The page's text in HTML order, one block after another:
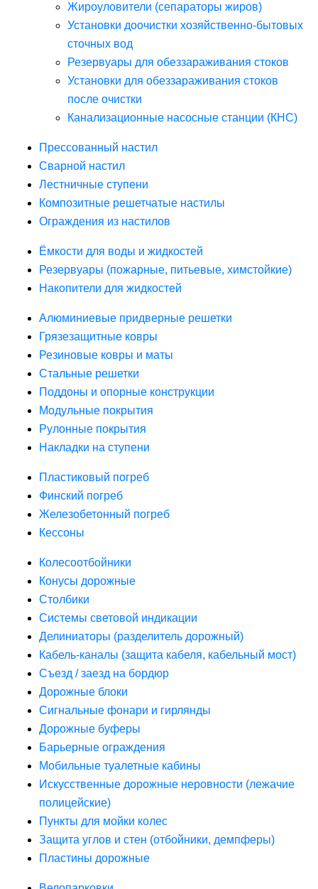
Жироуловители (сепараторы жиров)
Установки доочистки хозяйственно-бытовых
сточных вод
Резервуары для обеззараживания стоков
Установки для обеззараживания стоков
после очистки
Канализационные насосные станции (КНС)
Прессованный настил
Сварной настил
Лестничные ступени
Композитные решетчатые настилы
Ограждения из настилов
Ёмкости для воды и жидкостей
Резервуары (пожарные, питьевые, химстойкие)
Накопители для жидкостей
Алюминиевые придверные решетки
Грязезащитные ковры
Резиновые ковры и маты
Стальные решетки
Поддоны и опорные конструкции
Модульные покрытия
Рулонные покрытия
Накладки на ступени
Пластиковый погреб
Финский погреб
Железобетонный погреб
Кессоны
Колесоотбойники
Конусы дорожные
Столбики
Системы световой индикации
Делиниаторы (разделитель дорожный)
Кабель-каналы (защита кабеля, кабельный мост)
Съезд / заезд на бордюр
Дорожные блоки
Сигнальные фонари и гирлянды
Дорожные буферы
Барьерные ограждения
Мобильные туалетные кабины
Искусственные дорожные неровности (лежачие
полицейские)
Пункты для мойки колес
Защита углов и стен (отбойники, демпферы)
Пластины дорожные